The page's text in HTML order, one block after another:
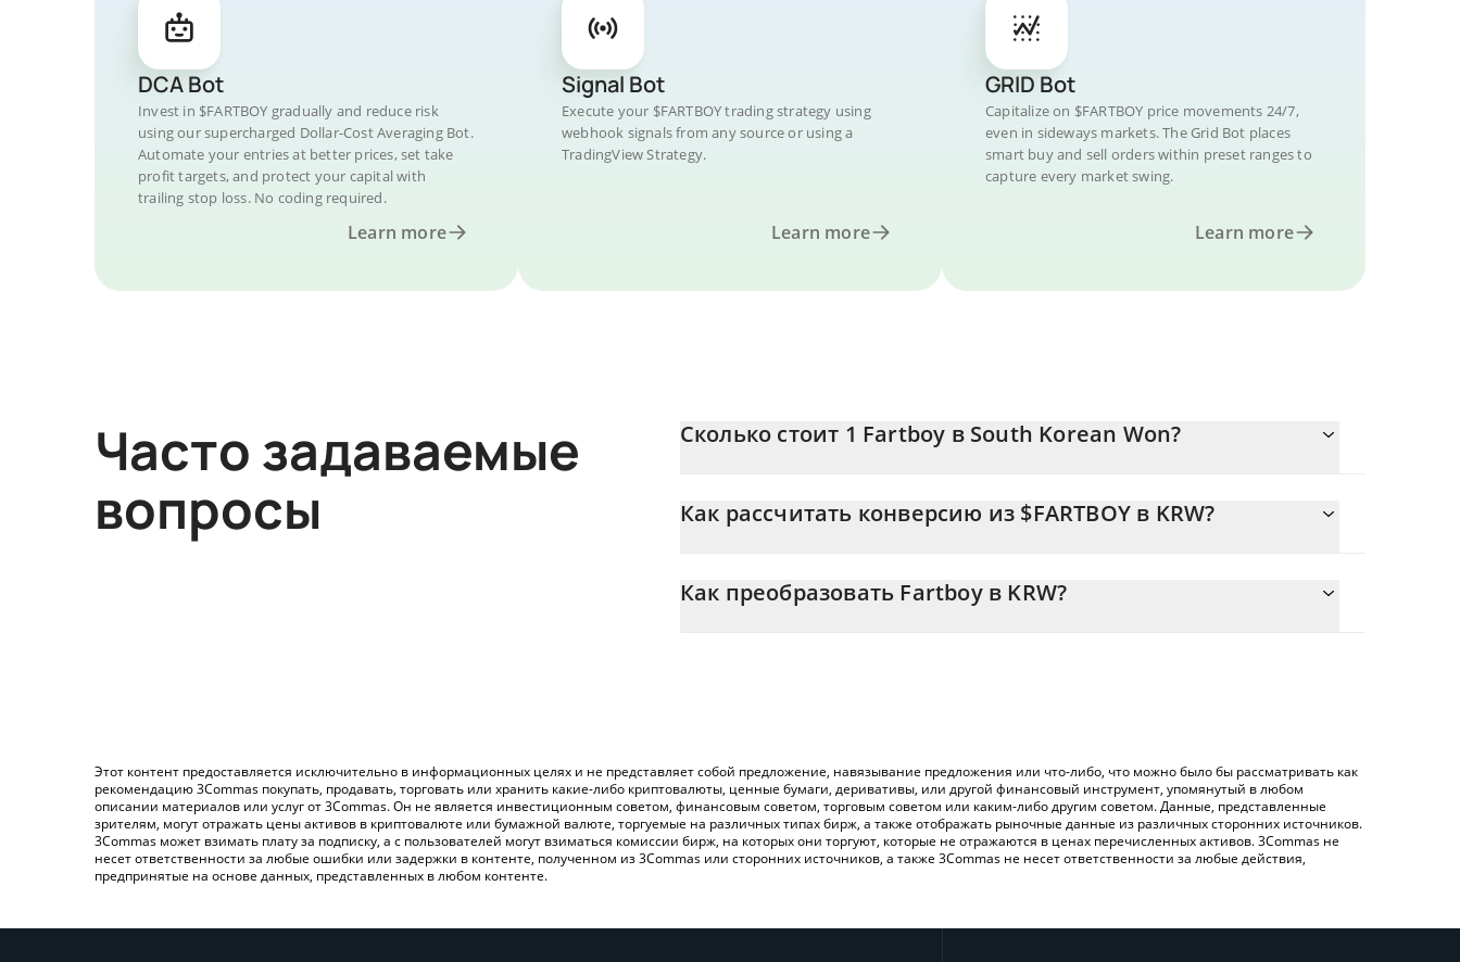
DCA Bot
Invest in $FARTBOY gradually and reduce risk
using our supercharged Dollar-Cost Averaging Bot.
Automate your entries at better prices, set take
profit targets, and protect your capital with
trailing stop loss. No coding required.
Learn more
Signal Bot
Execute your $FARTBOY trading strategy using
webhook signals from any source or using a
TradingView Strategy.
Learn more
GRID Bot
Capitalize on $FARTBOY price movements 24/7,
even in sideways markets. The Grid Bot places
smart buy and sell orders within preset ranges to
capture every market swing.
Learn more
Часто задаваемые
вопросы
Сколько стоит 1 Fartboy в South Korean Won?
На данный момент 1 Fartboy равно 12.23 {toSymbol
Как рассчитать конверсию из $FARTBOY в KRW?
KRW, просто введя сумму Fartboy в соответствующее поле, и автоматически
конвертирует значение в South Korean Won ({ toSymbol}).
Как преобразовать Fartboy в KRW?
Этот контент предоставляется исключительно в информационных целях и не представляет собой предложение, навязывание предложения или что-либо, что можно было бы рассматривать как
рекомендацию 3Commas покупать, продавать, торговать или хранить какие-либо криптовалюты, ценные бумаги, деривативы, или другой финансовый инструмент, упомянутый в любом
описании материалов или услуг от 3Commas. Он не является инвестиционным советом, финансовым советом, торговым советом или каким-либо другим советом. Данные, представленные
зрителям, могут отражать цены активов в криптовалюте или бумажной валюте, торгуемые на различных типах бирж, а также отображать рыночные данные из различных сторонних источников.
3Commas может взимать плату за подписку, а с пользователей могут взиматься комиссии бирж, на которых они торгуют, которые не отражаются в ценах перечисленных активов. 3Commas не
несет ответственности за любые ошибки или задержки в контенте, полученном из 3Commas или сторонних источников, а также 3Commas не несет ответственности за любые действия,
предпринятые на основе данных, представленных в любом контенте.